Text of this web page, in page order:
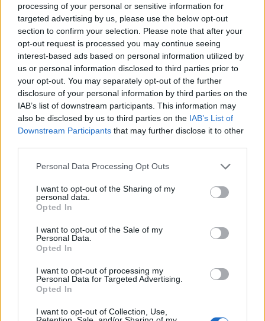
processing of your personal or sensitive information for
targeted advertising by us, please use the below opt-out
section to confirm your selection. Please note that after your
opt-out request is processed you may continue seeing
interest-based ads based on personal information utilized by
us or personal information disclosed to third parties prior to
your opt-out. You may separately opt-out of the further
disclosure of your personal information by third parties on the
IAB’s list of downstream participants. This information may
also be disclosed by us to third parties on the IAB’s List of
Downstream Participants that may further disclose it to other
Personal Data Processing Opt Outs
I want to opt-out of the Sharing of my
personal data.
Opted In
I want to opt-out of the Sale of my
Personal Data.
Opted In
I want to opt-out of processing my
Personal Data for Targeted Advertising.
Opted In
I want to opt-out of Collection, Use,
Κλεμμένο ΙΧ αυτοκίνητο με
βαρύ οπλισμό εντοπίστηκε
στον Νέο Κόσμο
09/06/2023 - 19:53
Αταλάντη: Ακατάλληλα
κρίθηκαν 38 κτίρια ( 6
ναοί και 32 κατοικίες) από
τον σεισμό
09/06/2023 - 21:05
ΡΟΗ ΕΙΔΗΣΕΩΝ
Χρηματιστήριο: Πτώση κατά 0,18%, στα 315,71
εκατ. ευρώ ο τζίρος
05/08/2026 - 18:27 ΟΙΚΟΝΟΜΙΑ